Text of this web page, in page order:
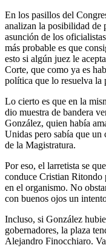
En los pasillos del
analizan la posibilidad de
asunción de los
más probable es que
esto si algún juez le
Corte, que como ya es
política que lo resuelva la
Lo cierto es que en la
dio muestra de bandera
González, quien había
Unidas pero sabía que un
de la Magistratura.
Por eso, el larretista se
conduce Cristian Ritondo
en el organismo. No
con buenos ojos un
Incluso, si González
gobernadores, la plaza
Alejandro Finocchiaro.